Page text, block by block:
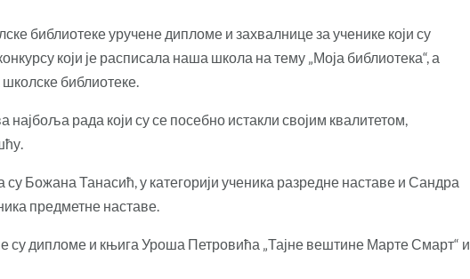
библиотеке уручене дипломе и захвалнице за ученике који су
који је расписала наша школа на тему „Моја библиотека“, а
библиотеке.
најбоља рада који су се посебно истакли својим квалитетом,
су Божана Танасић, у категорији ученика разредне наставе и Сандра
предметне наставе.
су дипломе и књига Уроша Петровића „Тајне вештине Марте Смарт“ и